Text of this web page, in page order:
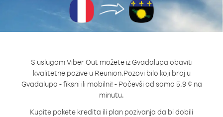
S uslugom Viber Out možete iz Gvadalupa obaviti
kvalitetne pozive u Reunion.Pozovi bilo koji broj u
Gvadalupa - fiksni ili mobilni! - Počevši od samo 5.9 ¢ na
minutu.
Kupite pakete kredita ili plan pozivanja da bi dobili